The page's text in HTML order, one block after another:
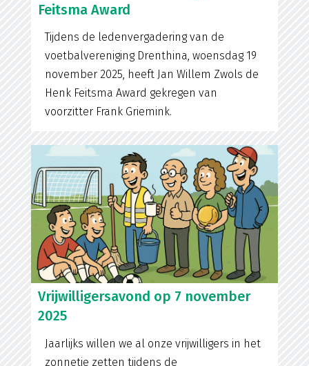
Feitsma Award
Tijdens de ledenvergadering van de
voetbalvereniging Drenthina, woensdag 19
november 2025, heeft Jan Willem Zwols de
Henk Feitsma Award gekregen van
voorzitter Frank Griemink.
Vrijwilligersavond op 7 november
2025
Jaarlijks willen we al onze vrijwilligers in het
zonnetje zetten tijdens de